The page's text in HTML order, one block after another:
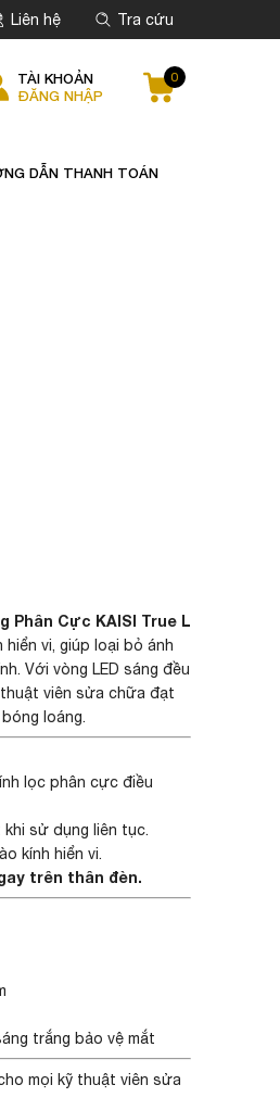
Liên hệ Tra cứu
TÀI KHOẢN
ĐĂNG NHẬP
0
DẪN THANH TOÁN
Phân Cực KAISI True L
vi, giúp loại bỏ ánh
Với vòng LED sáng đều
viên sửa chữa đạt
loáng.
lọc phân cực điều
khi sử dụng liên tục.
kính hiển vi.
trên thân đèn.
trắng bảo vệ mắt
mọi kỹ thuật viên sửa